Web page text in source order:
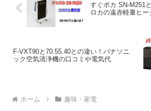
すぐポカ SN-M251
ロカの遠赤軽量ヒ
F-VXT90と70.55.40との違い！パナソニ
ック空気清浄機の口コミや電気代
ホーム 趣味・家電